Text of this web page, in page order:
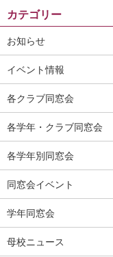
カテゴリー
お知らせ
イベント情報
各クラブ同窓会
各学年・クラブ同窓会
各学年別同窓会
同窓会イベント
学年同窓会
母校ニュース